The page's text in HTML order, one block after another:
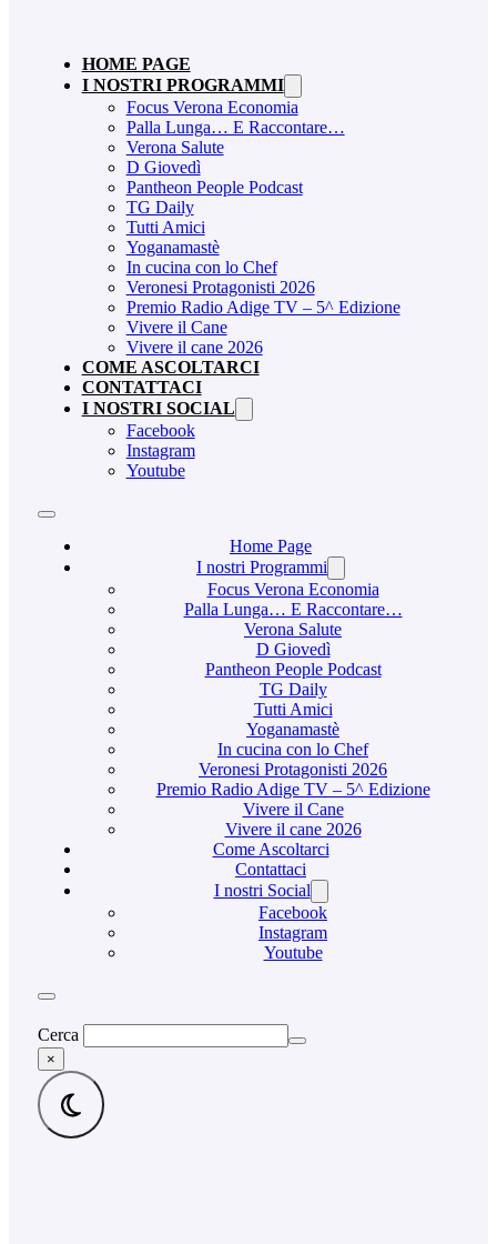
HOME PAGE
I NOSTRI PROGRAMMI
Focus Verona Economia
Palla Lunga… E Raccontare…
Verona Salute
D Giovedì
Pantheon People Podcast
TG Daily
Tutti Amici
Yoganamastè
In cucina con lo Chef
Veronesi Protagonisti 2026
Premio Radio Adige TV – 5^ Edizione
Vivere il Cane
Vivere il cane 2026
COME ASCOLTARCI
CONTATTACI
I NOSTRI SOCIAL
Facebook
Instagram
Youtube
Home Page
I nostri Programmi
Focus Verona Economia
Palla Lunga… E Raccontare…
Verona Salute
D Giovedì
Pantheon People Podcast
TG Daily
Tutti Amici
Yoganamastè
In cucina con lo Chef
Veronesi Protagonisti 2026
Premio Radio Adige TV – 5^ Edizione
Vivere il Cane
Vivere il cane 2026
Come Ascoltarci
Contattaci
I nostri Social
Facebook
Instagram
Youtube
Cerca
×